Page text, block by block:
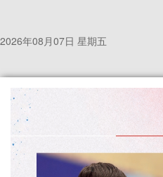
2026年08月07日 星期五